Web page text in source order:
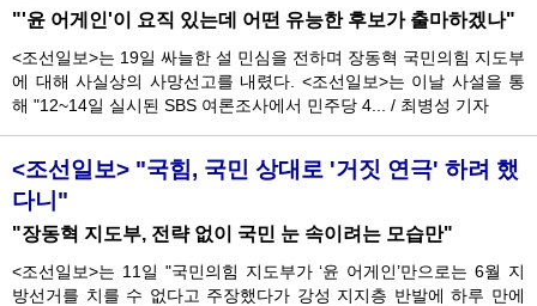
"'윤 어게인'이 요직 있는데 어떤 유능한 후보가 출마하겠나"
<조선일보>는 19일 싸늘한 설 민심을 전하며 장동혁 국민의힘 지도부
에 대해 사실상의 사망선고를 내렸다. <조선일보>는 이날 사설을 통
해 "12~14일 실시된 SBS 여론조사에서 민주당 4...
/ 최병성 기자
<조선일보> "국힘, 국민 상대로 '거짓 연극' 하려 했
다니"
"장동혁 지도부, 전략 없이 국민 눈 속이려는 모습만"
<조선일보>는 11일 "국민의힘 지도부가 ‘윤 어게인’만으로는 6월 지
방선거를 치를 수 없다고 주장했다가 강성 지지층 반발에 하루 만에